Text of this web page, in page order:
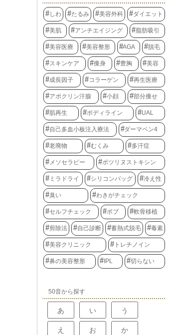
しわ たるみ 美容外科 ダイエット
美肌 アンチエイジング 脂肪吸引
美容医療 美容整形 AGA 脱毛
スキンケア 痩身 豊胸 美容
成長因子 コラーゲン 再生医療
アポクリン汗腺 小顔 部分痩せ
肌再生 ボディライン UAL
自己多血小板注入療法 ダーマペン4
老廃物 むくみ 多汗症
メソセラピー ボツリヌストキシン
ミラドライ シリコンバッグ 冷え性
臭い わきがチェック
セルフチェック ボブ 軟骨移植
剪除法 自己診断 蓄熱式脱毛 毒素
美容クリニック トレチノイン
鼻の美容整形 IPL 切らない
50音から探す
あ い う
え お か